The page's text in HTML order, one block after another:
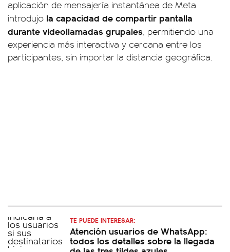
aplicación de mensajería instantánea de Meta
introdujo la capacidad de compartir pantalla
durante videollamadas grupales, permitiendo una
experiencia más interactiva y cercana entre los
participantes, sin importar la distancia geográfica.
TE PUEDE INTERESAR:
Atención usuarios de WhatsApp:
todos los detalles sobre la llegada